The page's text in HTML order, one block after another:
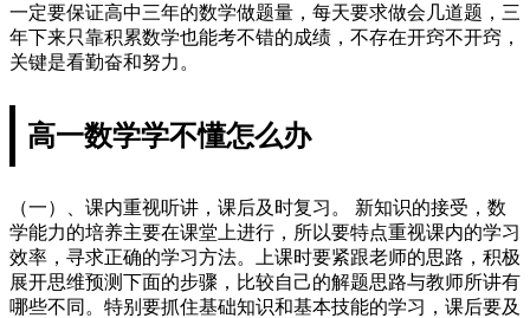
一定要保证高中三年的数学做题量，每天要求做会几道题，三
年下来只靠积累数学也能考不错的成绩，不存在开窍不开窍，
关键是看勤奋和努力。
高一数学学不懂怎么办
（一）、课内重视听讲，课后及时复习。 新知识的接受，数
学能力的培养主要在课堂上进行，所以要特点重视课内的学习
效率，寻求正确的学习方法。上课时要紧跟老师的思路，积极
展开思维预测下面的步骤，比较自己的解题思路与教师所讲有
哪些不同。特别要抓住基础知识和基本技能的学习，课后要及